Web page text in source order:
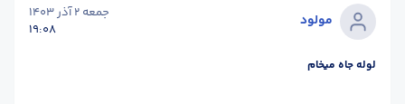
مولود
جمعه 2 آذر 1403
19:08
لوله جاه میخام